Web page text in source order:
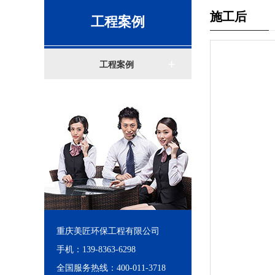
工程案例
工程案例
重庆美匠环保工程有限公司
手机：139-8363-6298
全国服务热线：400-011-3718
施工后